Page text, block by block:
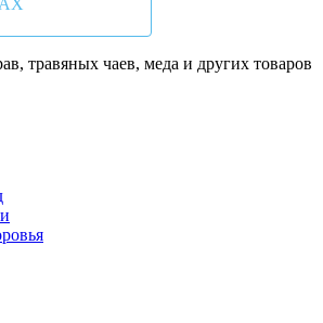
травяных чаев, меда и других товаров